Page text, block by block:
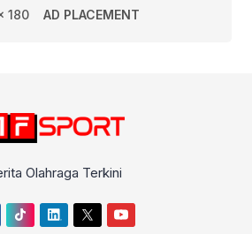
180 AD PLACEMENT
Olahraga Terkini